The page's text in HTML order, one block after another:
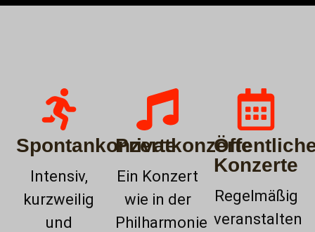
Spontankonzerte
Intensiv,
kurzweilig
und
Privatkonzerte
Ein Konzert
wie in der
Philharmonie
Konzerte
Regelmäßig
veranstalten